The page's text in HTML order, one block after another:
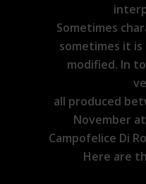
Sometimes
sometimes it
modified. In
all produced
November
Campofelice Di
Here are